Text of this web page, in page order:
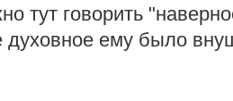
тут говорить
духовное ему было